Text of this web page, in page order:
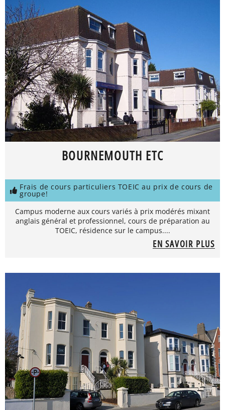
BOURNEMOUTH ETC
Frais de cours particuliers TOEIC au prix de cours de
groupe!
Campus moderne aux cours variés à prix modérés mixant
anglais général et professionnel, cours de préparation au
TOEIC, résidence sur le campus....
EN SAVOIR PLUS